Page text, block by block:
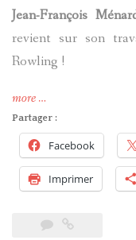
Jean-François
revient sur son
Rowling !
more« Jean-
François
Ménard
parle
de
la
des
…
Partager :
Facebook
Imprimer